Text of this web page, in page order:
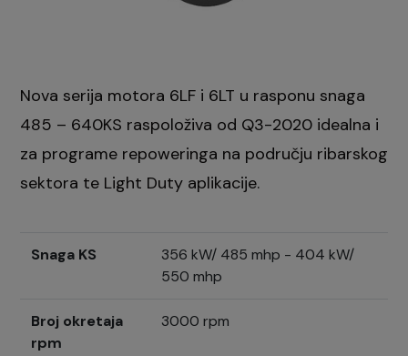
Nova serija motora 6LF i 6LT u rasponu snaga
485 – 640KS raspoloživa od Q3-2020 idealna i
za programe repoweringa na području ribarskog
sektora te Light Duty aplikacije.
Snaga KS
356 kW/ 485 mhp - 404 kW/
550 mhp
Broj okretaja
rpm
3000 rpm